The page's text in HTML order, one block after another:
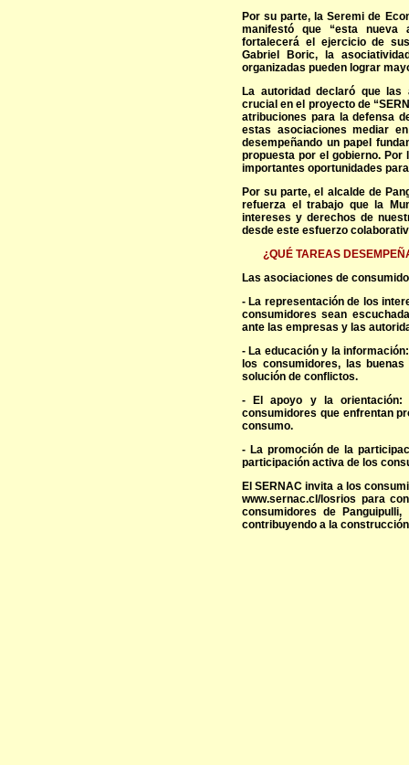
Por su parte, la Seremi de
manifestó que “esta nueva
fortalecerá el ejercicio de
Gabriel Boric, la
organizadas pueden lograr
La autoridad declaró que las
crucial en el proyecto de
atribuciones para la defensa
estas asociaciones mediar
desempeñando un papel
propuesta por el gobierno.
importantes oportunidades
Por su parte, el alcalde de
refuerza el trabajo que la
intereses y derechos de
desde este esfuerzo
¿QUÉ TAREAS
Las asociaciones de
- La representación de los
consumidores sean
ante las empresas y las
- La educación y la
los consumidores, las
solución de conflictos.
- El apoyo y la orientación:
consumidores que enfrentan
consumo.
- La promoción de la
participación activa de los
El SERNAC invita a los
www.sernac.cl/losrios para
consumidores de
contribuyendo a la